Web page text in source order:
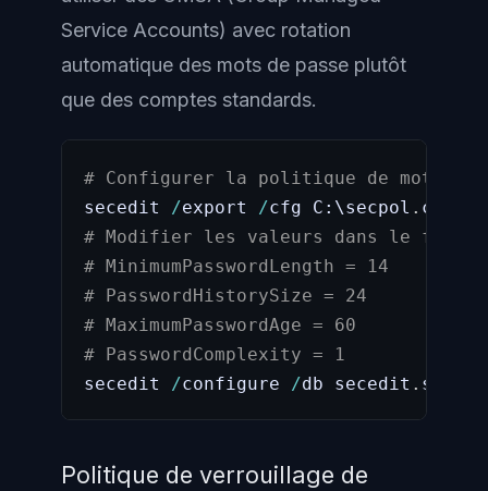
Service Accounts) avec rotation
automatique des mots de passe plutôt
que des comptes standards.
# Configurer la politique de mots de
secedit /export /cfg C:\secpol .
# Modifier les valeurs dans le
# MinimumPasswordLength = 14
# PasswordHistorySize = 24
# MaximumPasswordAge = 60
# PasswordComplexity = 1
secedit /configure /db secedit . sdb
Politique de verrouillage de